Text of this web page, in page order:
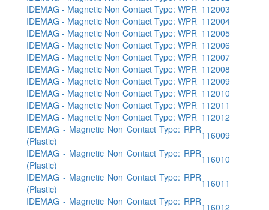
IDEMAG - Magnetic Non Contact Type: WPR 112003
IDEMAG - Magnetic Non Contact Type: WPR 112004
IDEMAG - Magnetic Non Contact Type: WPR 112005
IDEMAG - Magnetic Non Contact Type: WPR 112006
IDEMAG - Magnetic Non Contact Type: WPR 112007
IDEMAG - Magnetic Non Contact Type: WPR 112008
IDEMAG - Magnetic Non Contact Type: WPR 112009
IDEMAG - Magnetic Non Contact Type: WPR 112010
IDEMAG - Magnetic Non Contact Type: WPR 112011
IDEMAG - Magnetic Non Contact Type: WPR 112012
IDEMAG - Magnetic Non Contact Type: RPR
(Plastic)
116009
IDEMAG - Magnetic Non Contact Type: RPR
(Plastic)
116010
IDEMAG - Magnetic Non Contact Type: RPR
(Plastic)
116011
IDEMAG - Magnetic Non Contact Type: RPR116012